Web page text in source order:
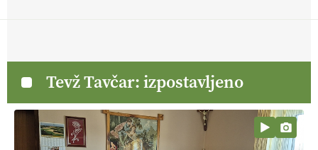
Tevž Tavčar: izpostavljeno